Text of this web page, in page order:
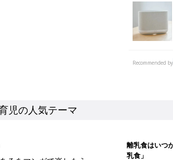
授乳の悩み
子育てとお金
妊娠・出産
金・助成金
リア「優秀すぎる」「小さめバッグにもぴったり」話題